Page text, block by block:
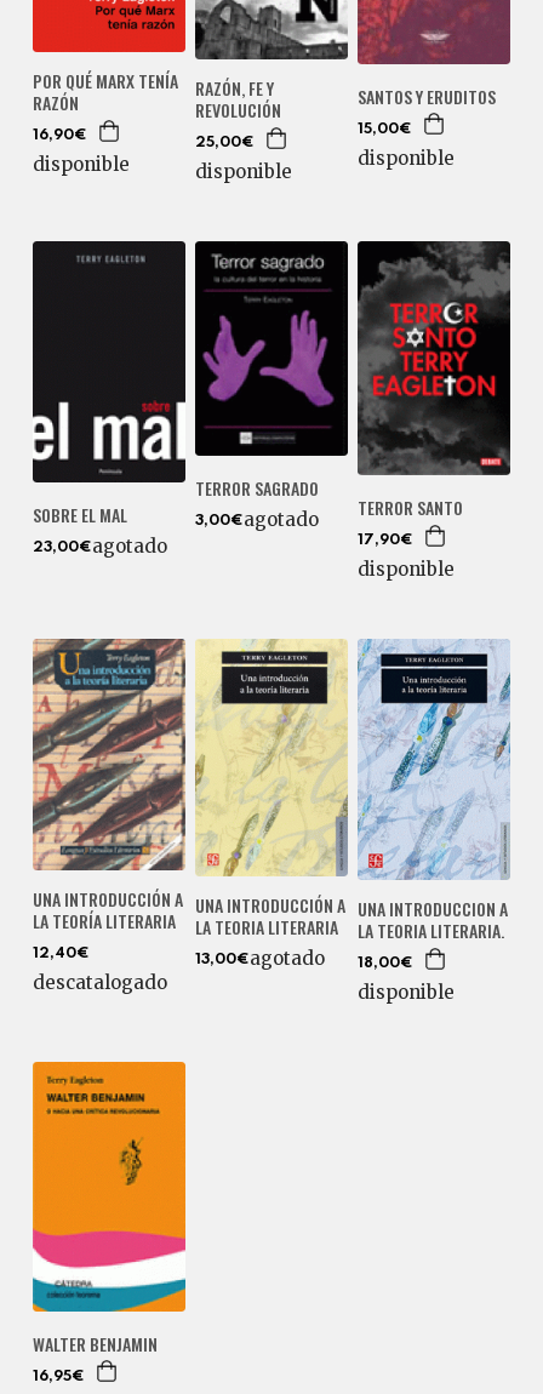
POR QUÉ MARX TENÍA
RAZÓN
16,90€
disponible
RAZÓN, FE Y
REVOLUCIÓN
25,00€
disponible
SANTOS Y ERUDITOS
15,00€
disponible
SOBRE EL MAL
23,00€agotado
TERROR SAGRADO
3,00€agotado TERROR SANTO
17,90€
disponible
UNA INTRODUCCIÓN A
LA TEORÍA LITERARIA
12,40€
descatalogado
UNA INTRODUCCIÓN A
LA TEORIA LITERARIA
13,00€agotado
UNA INTRODUCCION A
LA TEORIA LITERARIA.
18,00€
disponible
WALTER BENJAMIN
16,95€